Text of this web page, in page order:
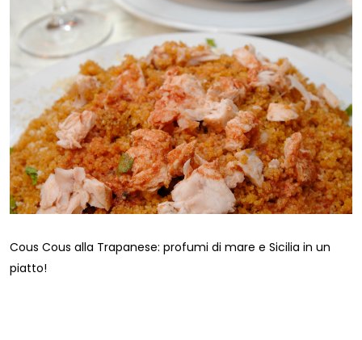
Cous Cous alla Trapanese: profumi di mare e Sicilia in un
piatto!